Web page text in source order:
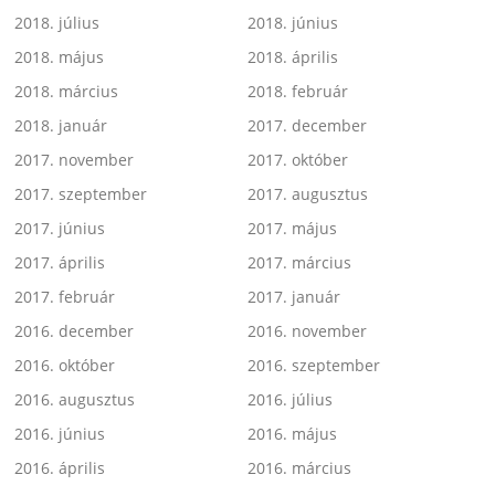
2018. július
2018. június
2018. május
2018. április
2018. március
2018. február
2018. január
2017. december
2017. november
2017. október
2017. szeptember
2017. augusztus
2017. június
2017. május
2017. április
2017. március
2017. február
2017. január
2016. december
2016. november
2016. október
2016. szeptember
2016. augusztus
2016. július
2016. június
2016. május
2016. április
2016. március